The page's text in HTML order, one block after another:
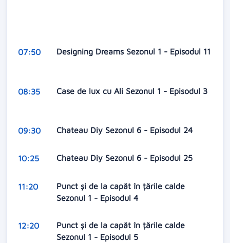
07:50 Designing Dreams Sezonul 1 - Episodul 11
08:35 Case de lux cu Ali Sezonul 1 - Episodul 3
09:30 Chateau Diy Sezonul 6 - Episodul 24
10:25 Chateau Diy Sezonul 6 - Episodul 25
11:20
Punct și de la capăt în țările calde
Sezonul 1 - Episodul 4
12:20
Punct și de la capăt în țările calde
Sezonul 1 - Episodul 5